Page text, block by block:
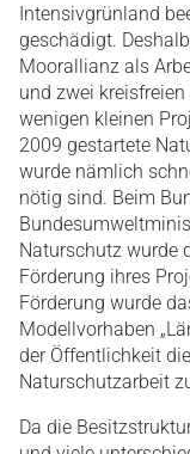
Intensivgrünland
geschädigt.
Moorallianz als
und zwei
wenigen kleinen
2009 gestartete
wurde nämlich
nötig sind. Beim
Naturschutz wurde
Förderung ihres
Förderung wurde
Modellvorhaben
der Öffentlichkeit
Naturschutzarbeit
Da die